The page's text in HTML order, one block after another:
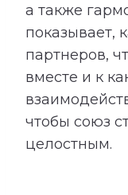
а также
показывает,
партнеров,
вместе и к
чтобы союз
целостным.